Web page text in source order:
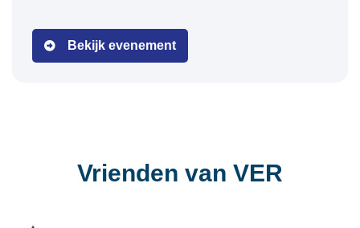
Bekijk evenement
Vrienden van VER